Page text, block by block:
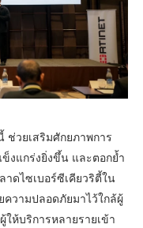
ช่วยเสริมศักยภาพการ
งแกร่งยิ่งขึ้น และตอกย้ำ
าดไซเบอร์ซีเคียวริตี้ใน
วามปลอดภัยมาไว้ใกล้ผู้
ห้บริการหลายรายเข้า